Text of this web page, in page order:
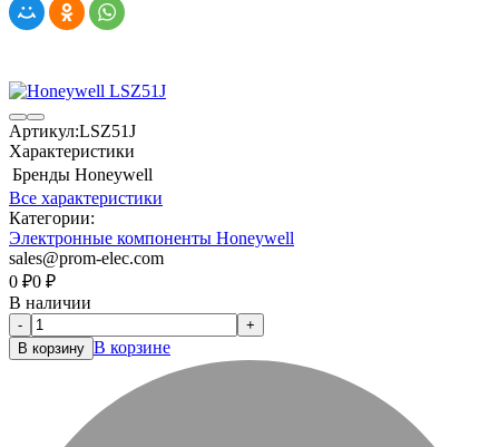
Артикул:LSZ51J
Характеристики
Бренды Honeywell
Все характеристики
Категории:
Электронные компоненты Honeywell
sales@prom-elec.com
0 ₽0 ₽
В наличии
-
+
В корзину В корзине